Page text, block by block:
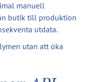
manuell
butik till produktion
utdata.
utan att öka